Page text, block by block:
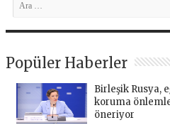
Popüler Haberler
Birleşik Rusya,
koruma
öneriyor